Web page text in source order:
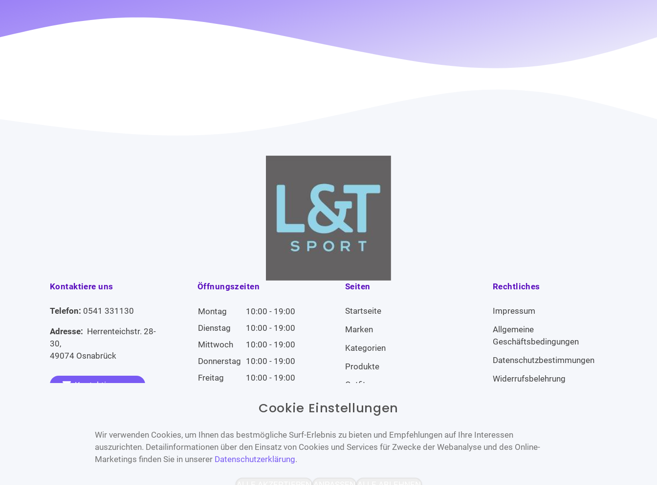
Kontaktiere uns
Telefon: 0541 331130
Adresse: Herrenteichstr. 28-
30,
49074 Osnabrück
Kontaktiere uns
Öffnungszeiten
Montag
10:00 - 19:00
Dienstag
10:00 - 19:00
Mittwoch
10:00 - 19:00
Donnerstag 10:00 - 19:00
Freitag
10:00 - 19:00
Geschlossen
Seiten
Startseite
Marken
Kategorien
Produkte
Outfits
Rechtliches
Impressum
Allgemeine
Geschäftsbedingungen
Datenschutzbestimmungen
Widerrufsbelehrung
Bereitgestellt von
Cookie Einstellungen
Wir verwenden Cookies, um Ihnen das bestmögliche Surf-Erlebnis zu bieten und Empfehlungen auf Ihre Interessen
auszurichten. Detailinformationen über den Einsatz von Cookies und Services für Zwecke der Webanalyse und des Online-
Marketings finden Sie in unserer Datenschutzerklärung.